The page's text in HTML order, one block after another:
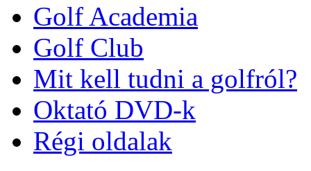
Golf Academia
Golf Club
Mit kell tudni a golfról?
Oktató DVD-k
Régi oldalak